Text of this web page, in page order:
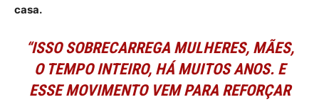
casa.
“ISSO SOBRECARREGA MULHERES, MÃES,
O TEMPO INTEIRO, HÁ MUITOS ANOS. E
ESSE MOVIMENTO VEM PARA REFORÇAR